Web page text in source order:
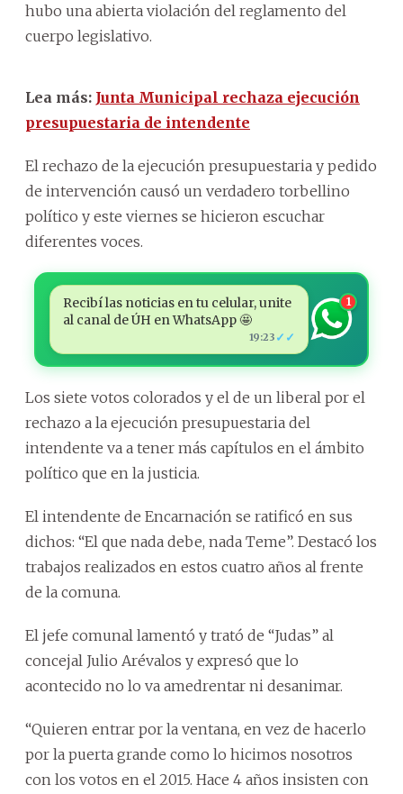
hubo una abierta violación del reglamento del
cuerpo legislativo.
Lea más: Junta Municipal rechaza ejecución
presupuestaria de intendente
El rechazo de la ejecución presupuestaria y pedido
de intervención causó un verdadero torbellino
político y este viernes se hicieron escuchar
diferentes voces.
Recibí las noticias en tu celular, unite
al canal de ÚH en WhatsApp 🤩
19:23 ✓✓
1
Los siete votos colorados y el de un liberal por el
rechazo a la ejecución presupuestaria del
intendente va a tener más capítulos en el ámbito
político que en la justicia.
El intendente de Encarnación se ratificó en sus
dichos: “El que nada debe, nada Teme”. Destacó los
trabajos realizados en estos cuatro años al frente
de la comuna.
El jefe comunal lamentó y trató de “Judas” al
concejal Julio Arévalos y expresó que lo
acontecido no lo va amedrentar ni desanimar.
“Quieren entrar por la ventana, en vez de hacerlo
por la puerta grande como lo hicimos nosotros
con los votos en el 2015. Hace 4 años insisten con